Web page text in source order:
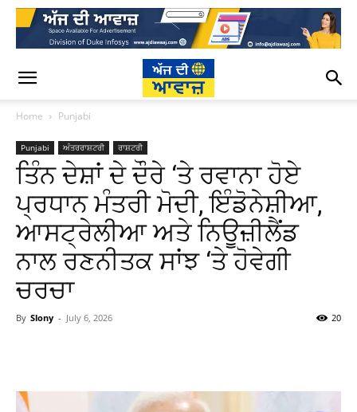
Home Punjabi
Punjabi ਅੰਤਰਰਾਸ਼ਟਰੀ ਰਾਸ਼ਟਰੀ
ਤਿੰਨ ਦੇਸ਼ਾਂ ਦੇ ਦੌਰੇ ‘ਤੇ ਰਵਾਨਾ ਹੋਏ
ਪ੍ਰਧਾਨ ਮੰਤਰੀ ਮੋਦੀ, ਇੰਡੋਨੇਸ਼ੀਆ,
ਆਸਟ੍ਰੇਲੀਆ ਅਤੇ ਨਿਊਜ਼ੀਲੈਂਡ
ਨਾਲ ਰਣਨੀਤਕ ਸਾਂਝ ‘ਤੇ ਹੋਵੇਗੀ
ਚਰਚਾ
By Slony - July 6, 2026 20